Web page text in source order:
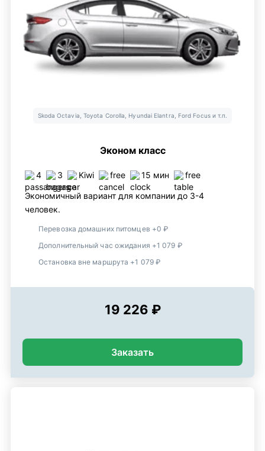
Skoda Octavia, Toyota Corolla, Hyundai Elantra, Ford Focus и т.п.
Эконом класс
4 3 Kiwi free 15 мин free
Экономичный вариант для компании до 3-4
человек.
Перевозка домашних питомцев +0 ₽
Дополнительный час ожидания +1 079 ₽
Остановка вне маршрута +1 079 ₽
19 226 ₽
Заказать